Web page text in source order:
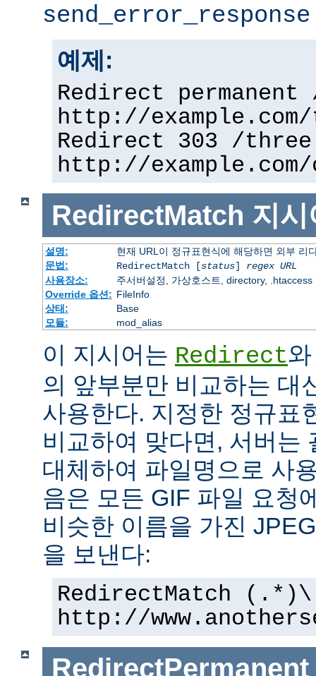
send_error_response
예제:
Redirect permanent
http://example.com/
Redirect 303 /three
http://
RedirectMatch 지시
설명:
현재 URL이 정규표현식에 해당하면 외부 리
문법:
RedirectMatch [status] regex URL
사용장소:
주서버설정, 가상호스트, directory, .htaccess
Override 옵션: FileInfo
상태:
Base
모듈:
mod_alias
이 지시어는 Redirect
의 앞부분만 비교하는 대
사용한다. 지정한 정규표
비교하여 맞다면, 서버는
대체하여 파일명으로 사
음은 모든 GIF 파일 요청
비슷한 이름을 가진
을 보낸다:
RedirectMatch
http://
RedirectPermanent